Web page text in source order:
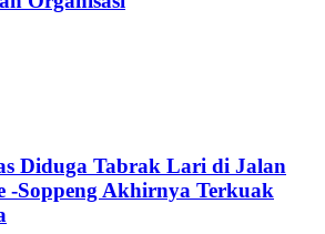
Diduga Tabrak Lari di Jalan
-Soppeng Akhirnya Terkuak